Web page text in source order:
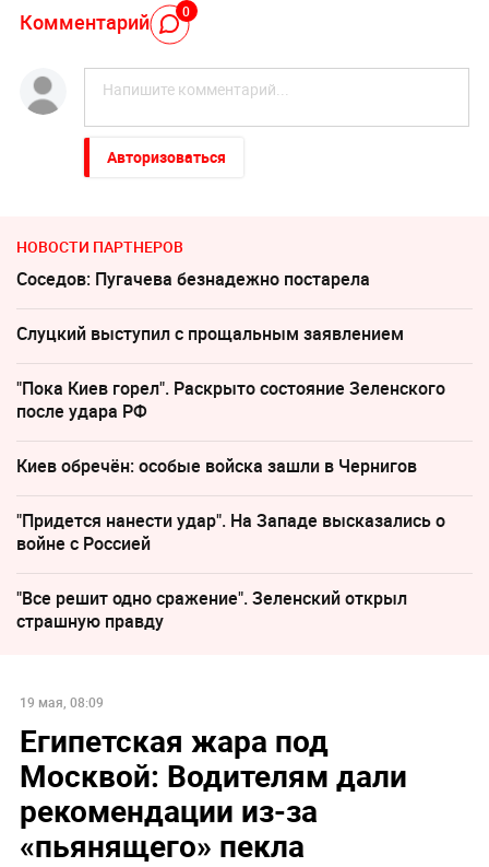
Комментарий 0
Авторизоваться
НОВОСТИ ПАРТНЕРОВ
Соседов: Пугачева безнадежно постарела
Слуцкий выступил с прощальным заявлением
"Пока Киев горел". Раскрыто состояние Зеленского
после удара РФ
Киев обречён: особые войска зашли в Чернигов
"Придется нанести удар". На Западе высказались о
войне с Россией
"Все решит одно сражение". Зеленский открыл
страшную правду
19 мая, 08:09
Египетская жара под
Москвой: Водителям дали
рекомендации из-за
«‎пьянящего» пекла